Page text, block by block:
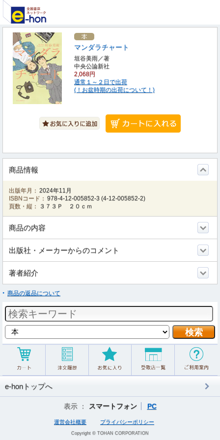
マンダラチャート
垣谷美雨／著
中央公論新社
2,068円
通常１～２日で出荷
(！お盆時期の出荷について！)
商品情報
出版年月： 2024年11月
ISBNコード： 978-4-12-005852-3 (4-12-005852-2)
頁数・縦：
３７３Ｐ ２０ｃｍ
商品の内容
出版社・メーカーからのコメント
著者紹介
商品の返品について
e-honトップへ
表示 ： スマートフォン PC
運営会社概要 プライバシーポリシー
Copyright © TOHAN CORPORATION